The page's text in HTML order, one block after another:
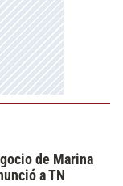
de Marina
a TN